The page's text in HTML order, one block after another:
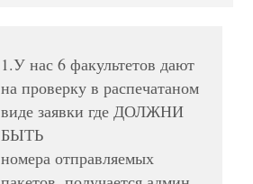
1.У нас 6 факультетов дают
на проверку в распечатаном
виде заявки где ДОЛЖНИ
БЫТЬ
номера отправляемых